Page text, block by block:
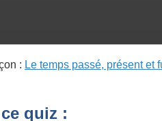
: Le temps passé, présent et
quiz :